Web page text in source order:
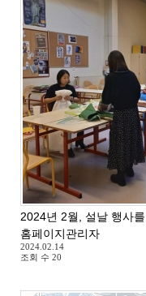
2024년 2월, 설날 행사
홈페이지관리자
2024.02.14
조회 수 20